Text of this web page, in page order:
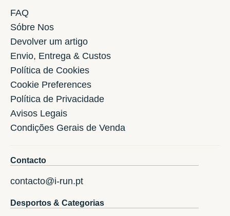
FAQ
Sóbre Nos
Devolver um artigo
Envio, Entrega & Custos
Política de Cookies
Cookie Preferences
Política de Privacidade
Avisos Legais
Condições Gerais de Venda
Contacto
contacto@i-run.pt
Desportos & Categorias